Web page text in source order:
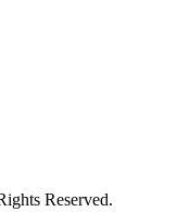
Reserved.